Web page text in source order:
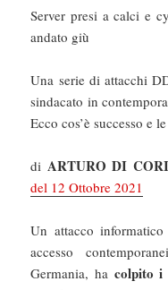
Server presi a calci e
andato giù
Una serie di attacchi
sindacato in
Ecco cos’è successo e
di ARTURO DI
del 12 Ottobre 2021
Un attacco
accesso
Germania, ha colpito i